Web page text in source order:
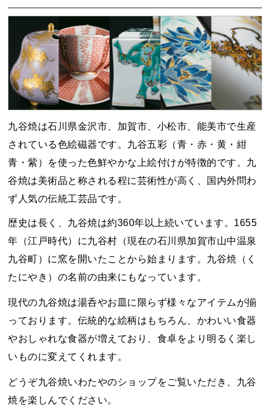
九谷焼は石川県金沢市、加賀市、小松市、能美市で生産
されている色絵磁器です。九谷五彩（青・赤・黄・紺
青・紫）を使った色鮮やかな上絵付けが特徴的です。九
谷焼は美術品と称される程に芸術性が高く、国内外問わ
ず人気の伝統工芸品です。
歴史は長く、九谷焼は約360年以上続いています。1655
年（江戸時代）に九谷村（現在の石川県加賀市山中温泉
九谷町）に窯を開いたことから始まります。九谷焼（く
たにやき）の名前の由来にもなっています。
現代の九谷焼は湯呑やお皿に限らず様々なアイテムが揃
っております。伝統的な絵柄はもちろん、かわいい食器
やおしゃれな食器が増えており、食卓をより明るく楽し
いものに変えてくれます。
どうぞ九谷焼いわたやのショップをご覧いただき、九谷
焼を楽しんでください。